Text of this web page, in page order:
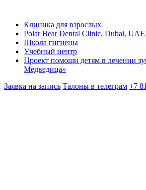
Клиника для взрослых
Polar Bear Dental Clinic, Dubai, UAE
Школа гигиены
Учебный центр
Проект помощи детям в лечении
Медведица»
Заявка на запись Талоны в телеграм +7